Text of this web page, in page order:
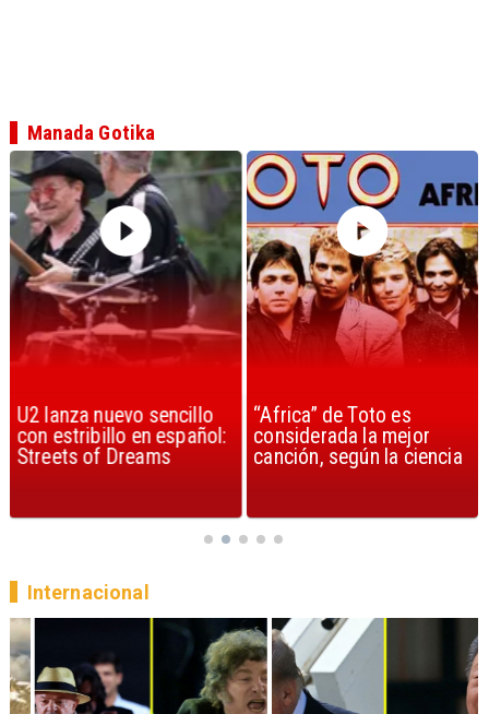
U2 lanza nuevo sencillo
con estribillo en español:
Streets of Dreams
“Africa” de Toto es
considerada la mejor
canción, según la ciencia
Manada Gotika
Internacional